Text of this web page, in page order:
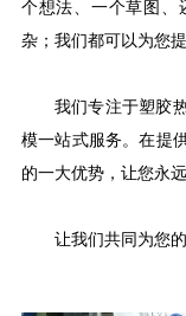
个想法、一个草图、
杂；我们都可以为您
我们专注于塑胶
模一站式服务。在提
的一大优势，让您永
让我们共同为您